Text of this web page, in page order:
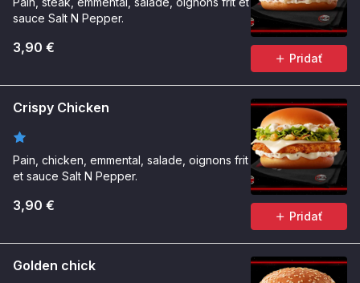
sauce Salt N Pepper.
3,90 €
Pridať
Crispy Chicken
Pain, chicken, emmental, salade, oignons frit
et sauce Salt N Pepper.
3,90 €
Pridať
Golden chick